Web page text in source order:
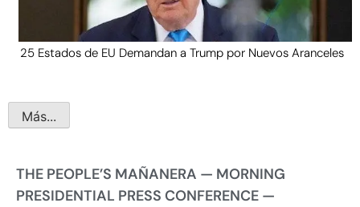
25 Estados de EU Demandan a Trump por Nuevos Aranceles
Más...
THE PEOPLE’S MAÑANERA — MORNING
PRESIDENTIAL PRESS CONFERENCE —